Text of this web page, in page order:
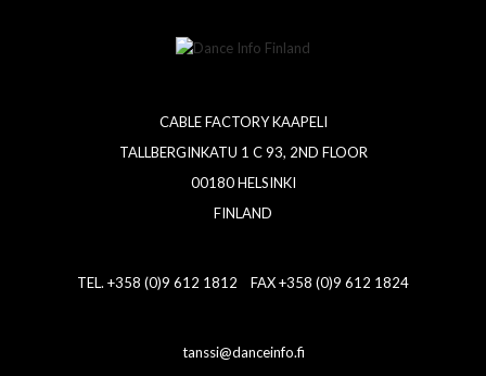
CABLE FACTORY KAAPELI
TALLBERGINKATU 1 C 93, 2ND FLOOR
00180 HELSINKI
FINLAND
TEL. +358 (0)9 612 1812 FAX +358 (0)9 612 1824
tanssi@danceinfo.fi